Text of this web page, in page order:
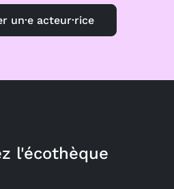
un·e acteur·rice
l'écothèque